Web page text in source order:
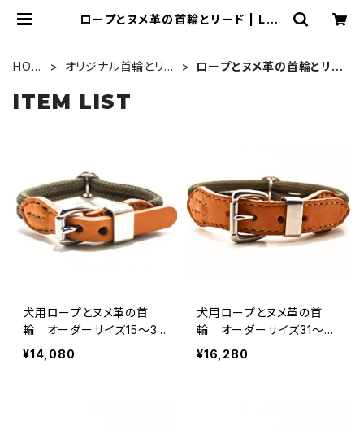
ロープとヌメ革の首輪とリード | LOV
HOM
オリジナル首輪とリー
ロープとヌメ革の首輪とリー
ITEM LIST
犬用ロープとヌメ革の首
輪 オーダーサイズ15〜30
cm 【受注製作】LOVE&PE
ACE&DOGSオリジナル
¥14,080
犬用ロープとヌメ革の首
輪 オーダーサイズ31〜49
cm 【受注製作】LOVE＆P
EACE＆DOGSオリジナル
¥16,280